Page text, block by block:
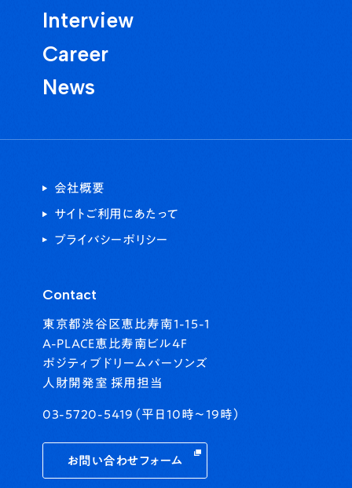
Interview
Career
News
会社概要
サイトご利用にあたって
プライバシーポリシー
Contact
東京都渋谷区恵比寿南1-15-1
A-PLACE恵比寿南ビル4F
ポジティブドリームパーソンズ
人財開発室 採用担当
03-5720-5419（平日10時〜19時）
お問い合わせフォーム